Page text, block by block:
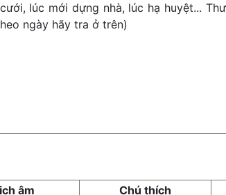
lúc mới dựng nhà, lúc hạ huyệt...
ngày hãy tra ở trên)
âm Chú thích